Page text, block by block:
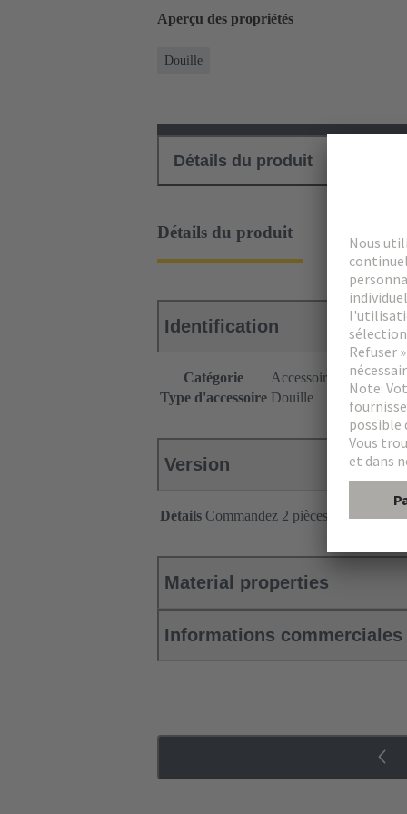
Aperçu des propriétés
Douille
Détails du produit
Détails du produit
Identification
Catégorie
Accessoires
Type d'accessoire Douille
Version
Détails Commandez 2 pièces pour un
Material properties
Informations commerciales